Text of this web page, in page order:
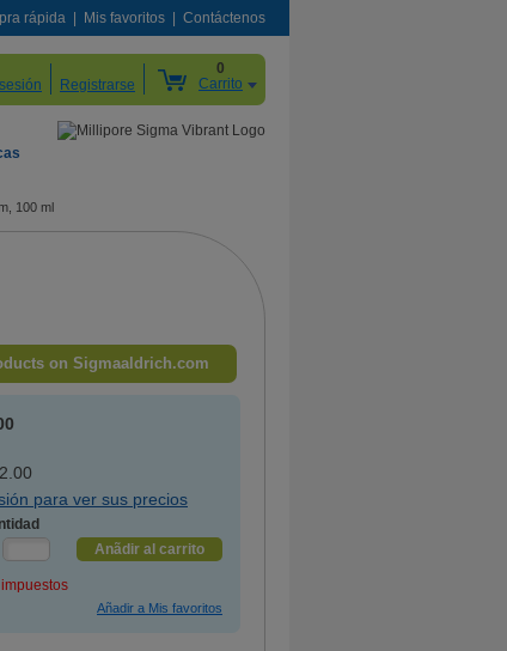
rápida Mis favoritos Contáctenos
Registrarse
0
Carrito
100 ml
on Sigmaaldrich.com
para ver sus precios
Anãdir al carrito